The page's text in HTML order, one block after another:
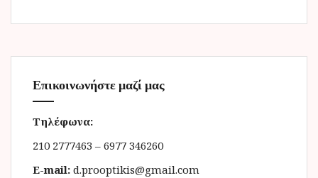
Επικοινωνήστε μαζί μας
Τηλέφωνα:
210 2777463 – 6977 346260
E-mail: d.prooptikis@gmail.com